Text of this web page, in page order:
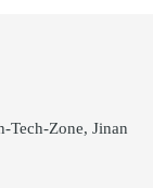
Tech-Zone, Jinan